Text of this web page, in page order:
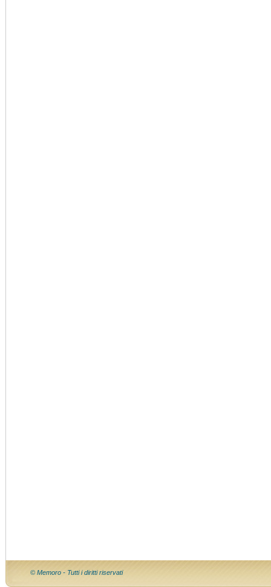
© Memoro - Tutti i diritti riservati